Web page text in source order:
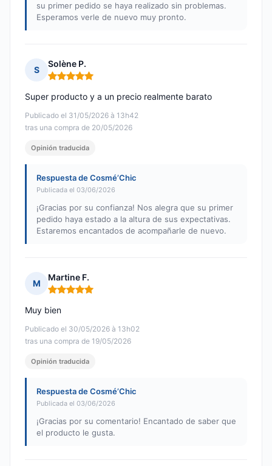
su primer pedido se haya realizado sin problemas.
Esperamos verle de nuevo muy pronto.
S
Solène P.
Nota: 5 de 5
Publicado el 31/05/2026 à 13h42
tras una compra de 20/05/2026
Super producto y a un precio realmente barato
Opinión traducida
Respuesta de Cosmé’Chic
Publicada el 03/06/2026
¡Gracias por su confianza! Nos alegra que su primer
pedido haya estado a la altura de sus expectativas.
Estaremos encantados de acompañarle de nuevo.
M
Martine F.
Nota: 5 de 5
Publicado el 30/05/2026 à 13h02
tras una compra de 19/05/2026
Muy bien
Opinión traducida
Respuesta de Cosmé’Chic
Publicada el 03/06/2026
¡Gracias por su comentario! Encantado de saber que
el producto le gusta.